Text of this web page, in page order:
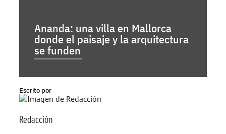
Ananda: una villa en Mallorca
donde el paisaje y la arquitectura
se funden
Escrito por
Redacción